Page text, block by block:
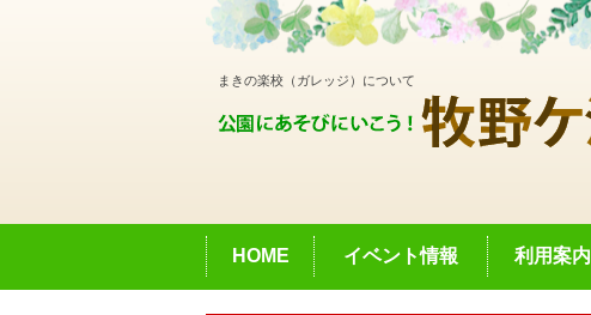
まきの楽校（ガレッジ）について
HOME イベント情報 利用案内